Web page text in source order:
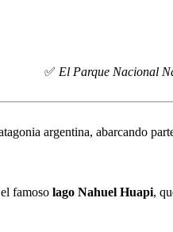
✅ El Parque Nacional
argentina, abarcando
famoso lago Nahuel Huapi,